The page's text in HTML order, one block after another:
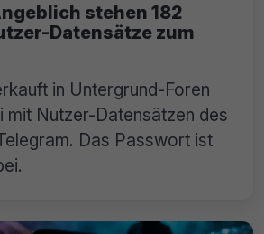
stehen 182
Datensätze zum
in Untergrund-Foren
mit Nutzer-Datensätzen des
Das Passwort ist